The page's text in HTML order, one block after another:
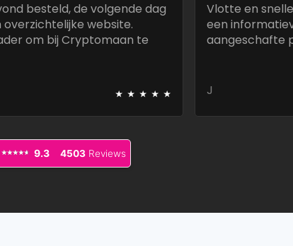
besteld, de volgende dag
overzichtelijke website.
om bij Cryptomaan te
⭑ ⭑ ⭑ ⭑ ⭑
Vlotte en
een
aangeschafte
J
⭑⭑⭑⭑⭑
⭑⭑⭑⭑⭑ 9.3 4503Reviews